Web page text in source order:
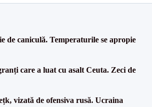
de caniculă. Temperaturile se apropie
care a luat cu asalt Ceuta. Zeci de
vizată de ofensiva rusă. Ucraina